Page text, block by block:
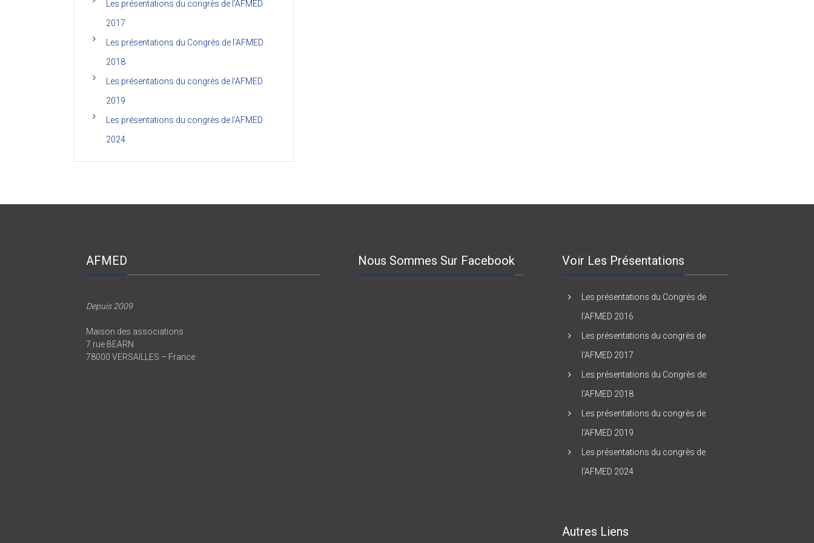
Les présentations du congrès de l’AFMED
2017
Les présentations du Congrès de l’AFMED
2018
Les présentations du congrès de l’AFMED
2019
Les présentations du congrès de l’AFMED
2024
AFMED
Depuis 2009
Maison des associations
7 rue BEARN
78000 VERSAILLES – France
Nous Sommes Sur Facebook Voir Les Présentations
Les présentations du Congrès de
l’AFMED 2016
Les présentations du congrès de
l’AFMED 2017
Les présentations du Congrès de
l’AFMED 2018
Les présentations du congrès de
l’AFMED 2019
Les présentations du congrès de
l’AFMED 2024
Autres Liens